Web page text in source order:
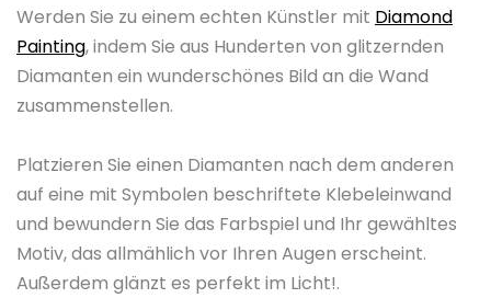
Werden Sie zu einem echten Künstler mit Diamond
Painting, indem Sie aus Hunderten von glitzernden
Diamanten ein wunderschönes Bild an die Wand
zusammenstellen.
Platzieren Sie einen Diamanten nach dem anderen
auf eine mit Symbolen beschriftete Klebeleinwand
und bewundern Sie das Farbspiel und Ihr gewähltes
Motiv, das allmählich vor Ihren Augen erscheint.
Außerdem glänzt es perfekt im Licht!.
5
Sternen.